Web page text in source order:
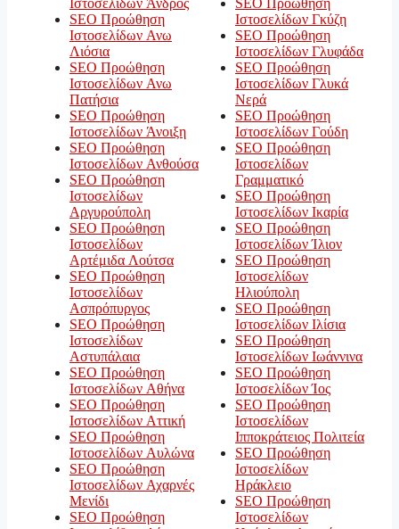
Ιστοσελίδων Άνδρος
SEO Προώθηση
Ιστοσελίδων Ανω
Λιόσια
SEO Προώθηση
Ιστοσελίδων Ανω
Πατήσια
SEO Προώθηση
Ιστοσελίδων Άνοιξη
SEO Προώθηση
Ιστοσελίδων Ανθούσα
SEO Προώθηση
Ιστοσελίδων
Αργυρούπολη
SEO Προώθηση
Ιστοσελίδων
Αρτέμιδα Λούτσα
SEO Προώθηση
Ιστοσελίδων
Ασπρόπυργος
SEO Προώθηση
Ιστοσελίδων
Αστυπάλαια
SEO Προώθηση
Ιστοσελίδων Αθήνα
SEO Προώθηση
Ιστοσελίδων Αττική
SEO Προώθηση
Ιστοσελίδων Αυλώνα
SEO Προώθηση
Ιστοσελίδων Αχαρνές
Μενίδι
SEO Προώθηση
SEO Προώθηση
Ιστοσελίδων Γκύζη
SEO Προώθηση
Ιστοσελίδων Γλυφάδα
SEO Προώθηση
Ιστοσελίδων Γλυκά
Νερά
SEO Προώθηση
Ιστοσελίδων Γούδη
SEO Προώθηση
Ιστοσελίδων
Γραμματικό
SEO Προώθηση
Ιστοσελίδων Ικαρία
SEO Προώθηση
Ιστοσελίδων Ίλιον
SEO Προώθηση
Ιστοσελίδων
Ηλιούπολη
SEO Προώθηση
Ιστοσελίδων Ιλίσια
SEO Προώθηση
Ιστοσελίδων Ιωάννινα
SEO Προώθηση
Ιστοσελίδων Ίος
SEO Προώθηση
Ιστοσελίδων
Ιπποκράτειος Πολιτεία
SEO Προώθηση
Ιστοσελίδων
Ηράκλειο
SEO Προώθηση
Ιστοσελίδων